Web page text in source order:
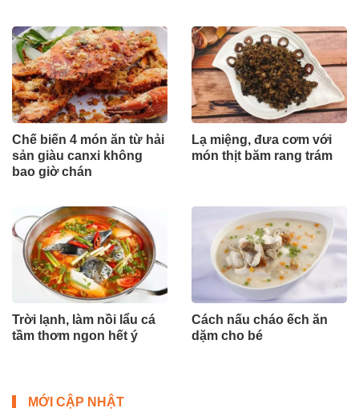
Chế biến 4 món ăn từ hải
sản giàu canxi không
bao giờ chán
Lạ miệng, đưa cơm với
món thịt băm rang trám
Trời lạnh, làm nồi lẩu cá
tầm thơm ngon hết ý
Cách nấu cháo ếch ăn
dặm cho bé
MỚI CẬP NHẬT